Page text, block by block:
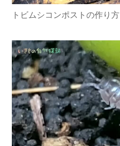
トビムシコンポストの作り方